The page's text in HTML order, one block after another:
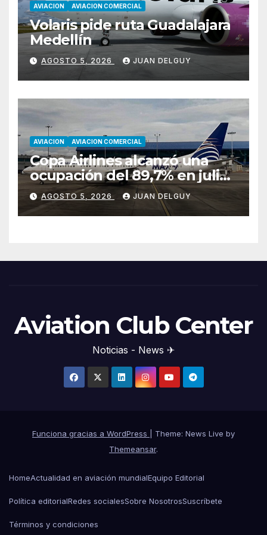
AVIACION AVIACION COMERCIAL
Volaris pide ruta Guadalajara
Medellín
AGOSTO 5, 2026 JUAN DELGUY
AVIACION AVIACION COMERCIAL
Copa Airlines alcanzó una
ocupación del 89,7% en julio
tras aumentar un 17,4% su
tráfico de pasajeros
AGOSTO 5, 2026 JUAN DELGUY
Aviation Club Center
Noticias - News ✈
Funciona gracias a WordPress
Theme: News Live by
Themeansar.
HomeActualidad en aviación mundialEquipo Editorial
Política editorialRedes socialesSobre NosotrosSuscríbete
Términos y condiciones